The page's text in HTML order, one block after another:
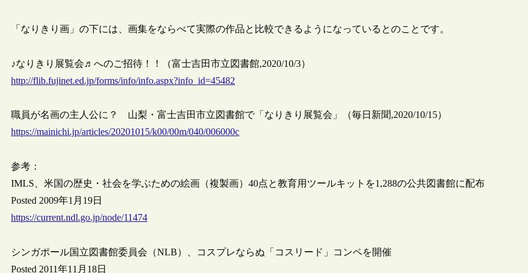
「なりきり画」の下には、画集をならべて実際の作品と比較できるようになっているとのことです。
♪なりきり展覧会♬へのご招待！！（富士吉田市立図書館,2020/10/3）
http://flib.fujinet.ed.jp/forms/info/info.aspx?info_id=45482
職員が名画の主人公に？ 山梨・富士吉田市立図書館で「なりきり展覧会」（毎日新聞,2020/10/15）
https://mainichi.jp/articles/20201015/k00/00m/040/006000c
参考：
IMLS、米国の歴史・社会を学ぶための絵画（複製画）40点と教育用ツールキットを1,288の公共図書館に配布
Posted 2009年1月19日
https://current.ndl.go.jp/node/11474
シンガポール国立図書館委員会（NLB）、コスプレならぬ「コスリード」コンペを開催
Posted 2011年11月18日